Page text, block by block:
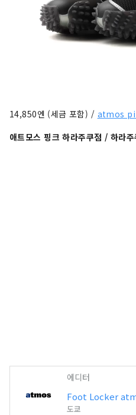
14,850엔 (세금 포함) / atmos
애트모스 핑크 하라주쿠점 / 하라
에디터
Foot Locker
도쿄